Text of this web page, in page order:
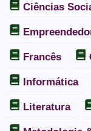
Ciências
Francês
Informática
Literatura